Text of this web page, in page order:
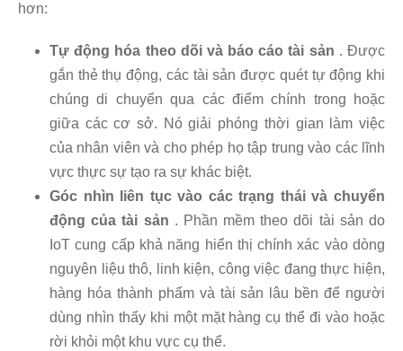
hơn:
Tự động hóa theo dõi và báo cáo tài sản . Được
gắn thẻ thụ động, các tài sản được quét tự động khi
chúng di chuyển qua các điểm chính trong hoặc
giữa các cơ sở. Nó giải phóng thời gian làm việc
của nhân viên và cho phép họ tập trung vào các lĩnh
vực thực sự tạo ra sự khác biệt.
Góc nhìn liên tục vào các trạng thái và chuyển
động của tài sản . Phần mềm theo dõi tài sản do
IoT cung cấp khả năng hiển thị chính xác vào dòng
nguyên liệu thô, linh kiện, công việc đang thực hiện,
hàng hóa thành phẩm và tài sản lâu bền để người
dùng nhìn thấy khi một mặt hàng cụ thể đi vào hoặc
rời khỏi một khu vực cụ thể.